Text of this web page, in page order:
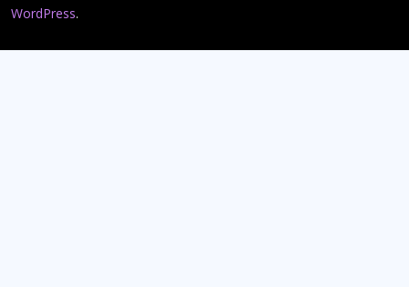
WordPress.